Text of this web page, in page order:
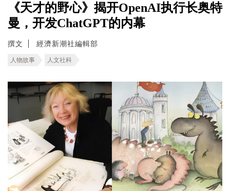
《天才的野心》揭开OpenAI执行长奥特
曼，开发ChatGPT的内幕
撰文 經濟新潮社編輯部
人物故事 人文社科